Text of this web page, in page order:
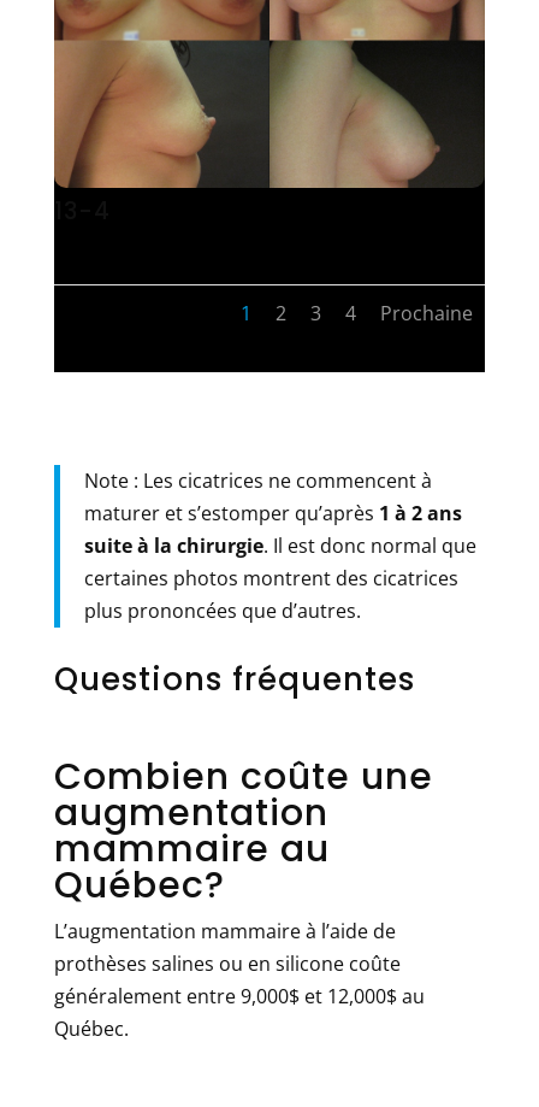
1 2 3 4 Prochaine
Note : Les cicatrices ne commencent à
maturer et s’estomper qu’après 1 à 2 ans
suite à la chirurgie. Il est donc normal que
certaines photos montrent des cicatrices
plus prononcées que d’autres.
Questions fréquentes
Combien coûte une
augmentation
mammaire au
Québec?
L’augmentation mammaire à l’aide de
prothèses salines ou en silicone coûte
généralement entre 9,000$ et 12,000$ au
Québec.